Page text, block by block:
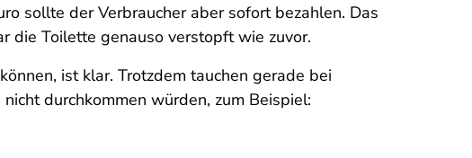
sollte der Verbraucher aber sofort bezahlen. Das
die Toilette genauso verstopft wie zuvor.
ist klar. Trotzdem tauchen gerade bei
durchkommen würden, zum Beispiel: